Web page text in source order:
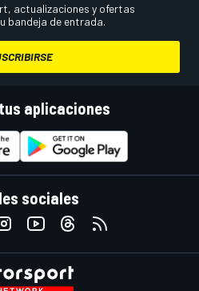
actualizaciones y ofertas
bandeja de entrada.
aplicaciones
sociales